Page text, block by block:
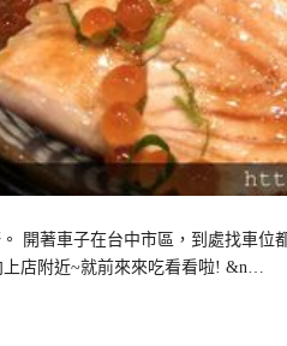
開著車子在台中市區，到處找車位
店附近~就前來來吃看看啦! &n…